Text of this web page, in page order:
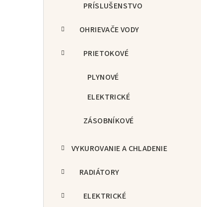
PRÍSLUŠENSTVO
OHRIEVAČE VODY
PRIETOKOVÉ
PLYNOVÉ
ELEKTRICKÉ
ZÁSOBNÍKOVÉ
VYKUROVANIE A CHLADENIE
RADIÁTORY
ELEKTRICKÉ